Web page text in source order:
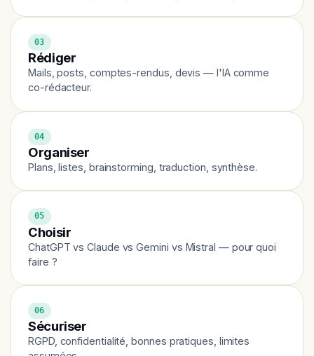
03
Rédiger
Mails, posts, comptes-rendus, devis — l'IA comme
co-rédacteur.
04
Organiser
Plans, listes, brainstorming, traduction, synthèse.
05
Choisir
ChatGPT vs Claude vs Gemini vs Mistral — pour quoi
faire ?
06
Sécuriser
RGPD, confidentialité, bonnes pratiques, limites